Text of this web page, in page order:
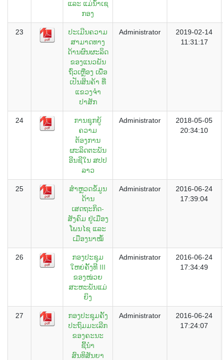
ແລະ ແມ່ນໍ້າເຊ
ກອງ
23
ປະເມີນຄວາມ
ສາມາດທາງ
ດ້ານຜົນຜະລິດ
ຂອງແນວພັນ
ຖົ່ວເຫຼືອງ ເພື່ອ
ເປັນສິນຄ້າ ທີ່
ແຂວງຈຳ
ປາສັກ
Administrator
2019-02-14
11:31:17
24
ການຊຸກຍູ້
ຄວາມ
ຕ້ອງການ
ຜະລິດຕະພັນ
ອີນຊີໃນ ສປປ
ລາວ
Administrator
2018-05-05
20:34:10
25
ສຳຫຼວດຂໍ້ມູນ
ດ້ານ
ເສດຖະກິດ-
ສັງຄົມ ຢູ່ເມືອງ
ໂພນໄຊ ແລະ
ເມືອງນາໝໍ້
Administrator
2016-06-24
17:39:04
26
ກອງປະຊຸມ
ໃຫຍ່ຄັ້ງທີ III
ຂອງໜ່ວຍ
ສະຫະພັນແມ່
ຍິງ
Administrator
2016-06-24
17:34:49
27
ກອງປະຊຸມຄັ້ງ
ປະຖົມມະເລີກ
ຂອງຄະນະ
ຊີ້ນຳ
ສົນທິສັນຍາ
Administrator
2016-06-24
17:24:07